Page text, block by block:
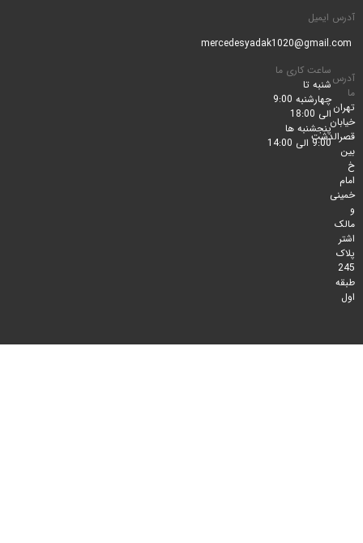
ساعت کاری ما
شنبه تا
چهارشنبه 9:00
الی 18:00
پنجشنبه ها
9:00 الی 14:00